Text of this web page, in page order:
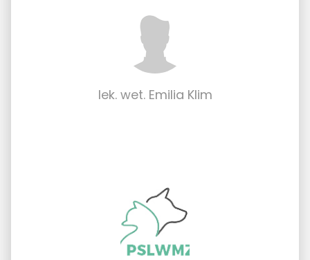
lek. wet. Emilia Klim